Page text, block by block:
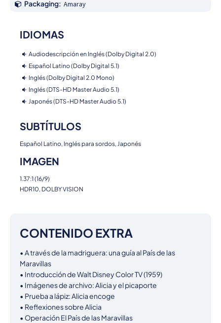
Packaging: Amaray
IDIOMAS
Audiodescripción en Inglés (Dolby Digital 2.0)
Español Latino (Dolby Digital 5.1)
Inglés (Dolby Digital 2.0 Mono)
Inglés (DTS-HD Master Audio 5.1)
Japonés (DTS-HD Master Audio 5.1)
SUBTÍTULOS
Español Latino, Inglés para sordos, Japonés
IMAGEN
1.37:1 (16/9)
HDR10, DOLBY VISION
CONTENIDO EXTRA
• A través de la madriguera: una guía al País de las
Maravillas
• Introducción de Walt Disney Color TV (1959)
• Imágenes de archivo: Alicia y el picaporte
• Prueba a lápiz: Alicia encoge
• Reflexiones sobre Alicia
• Operación El País de las Maravillas